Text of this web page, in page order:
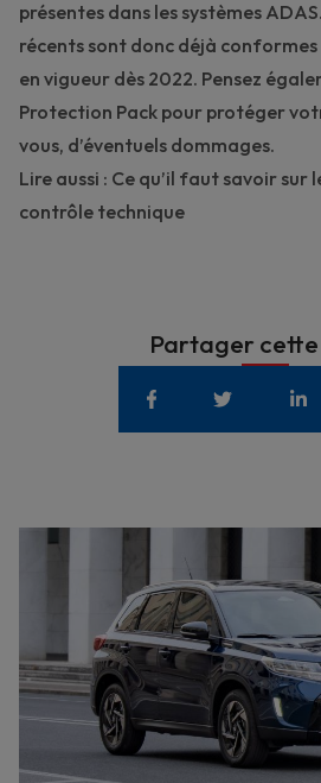
présentes dans les systèmes
récents sont donc déjà
en vigueur dès 2022. Pensez
Protection Pack pour protéger
vous, d’éventuels dommages.
Lire aussi : Ce qu’il faut savoir sur
contrôle technique
Partager